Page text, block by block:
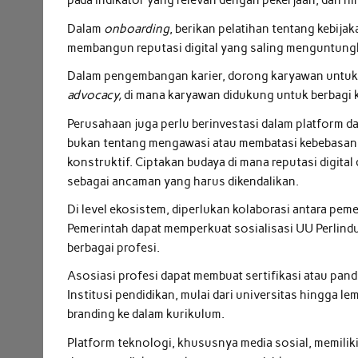
Dalam onboarding, berikan pelatihan tentang
membangun reputasi digital yang saling
Dalam pengembangan karier, dorong karyawan
advocacy,di mana karyawan didukung untuk
Perusahaan juga perlu berinvestasi dalam platform
bukan tentang mengawasi atau membatasi
konstruktif. Ciptakan budaya di mana reputasi
sebagai ancaman yang harus dikendalikan.
Di level ekosistem, diperlukan kolaborasi antara
Pemerintah dapat memperkuat sosialisasi UU
berbagai profesi.
Asosiasi profesi dapat membuat sertifikasi atau
Institusi pendidikan, mulai dari universitas hingga
branding ke dalam kurikulum.
Platform teknologi, khususnya media sosial,